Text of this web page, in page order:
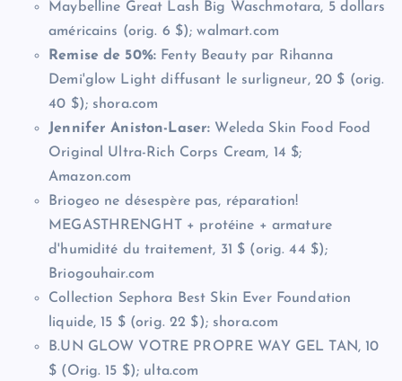
Maybelline Great Lash Big Waschmotara, 5 dollars
américains (orig. 6 $); walmart.com
Remise de 50%: Fenty Beauty par Rihanna
Demi'glow Light diffusant le surligneur, 20 $ (orig.
40 $); shora.com
Jennifer Aniston-Laser: Weleda Skin Food Food
Original Ultra-Rich Corps Cream, 14 $;
Amazon.com
Briogeo ne désespère pas, réparation!
MEGASTHRENGHT + protéine + armature
d'humidité du traitement, 31 $ (orig. 44 $);
Briogouhair.com
Collection Sephora Best Skin Ever Foundation
liquide, 15 $ (orig. 22 $); shora.com
B.UN GLOW VOTRE PROPRE WAY GEL TAN, 10
$ (Orig. 15 $); ulta.com